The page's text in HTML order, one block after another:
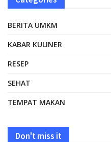
BERITA UMKM
KABAR KULINER
RESEP
SEHAT
TEMPAT MAKAN
Don't miss it